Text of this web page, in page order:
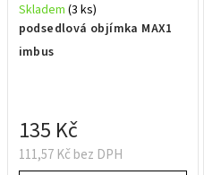
podsedlová objímka MAX1
imbus
Skladem (3 ks)
111,57 Kč bez DPH
135 Kč